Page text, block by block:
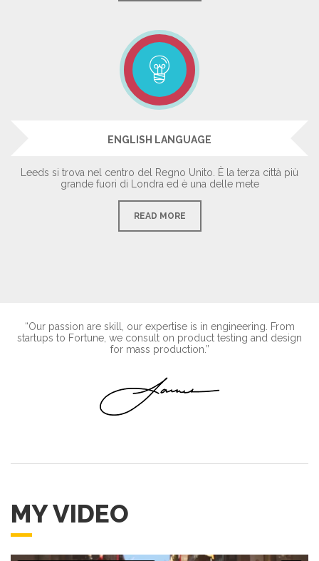
ENGLISH LANGUAGE
Leeds si trova nel centro del Regno Unito. È la terza città più
grande fuori di Londra ed è una delle mete
READ MORE
“Our passion are skill, our expertise is in engineering. From
startups to Fortune, we consult on product testing and design
for mass production.”
MY VIDEO